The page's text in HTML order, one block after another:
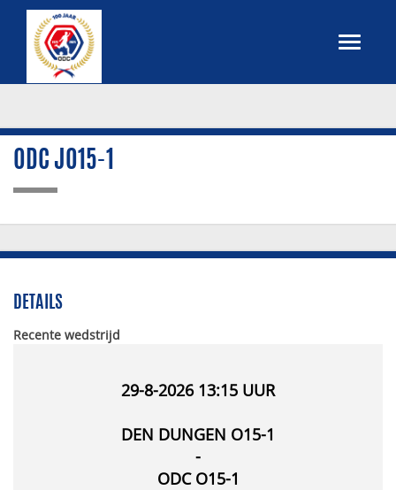
ODC JO15-1
DETAILS
Recente wedstrijd
29-8-2026 13:15 UUR
DEN DUNGEN O15-1
-
ODC O15-1